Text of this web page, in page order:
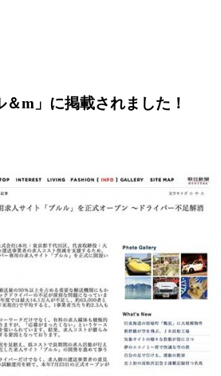
＆m」に掲載されました！